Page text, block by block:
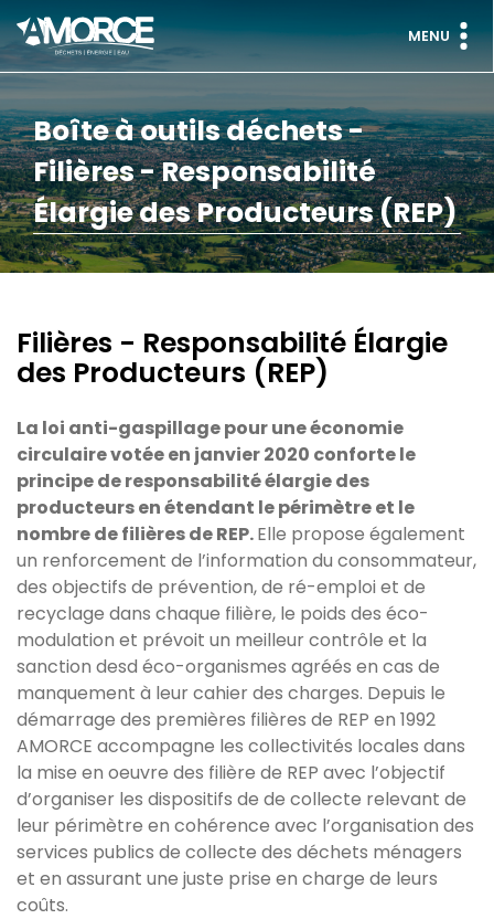
MENU
Boîte à outils déchets -
Filières - Responsabilité
Élargie des Producteurs (REP)
Filières - Responsabilité Élargie
des Producteurs (REP)
La loi anti-gaspillage pour une économie
circulaire votée en janvier 2020 conforte le
principe de responsabilité élargie des
producteurs en étendant le périmètre et le
nombre de filières de REP.Elle propose également
un renforcement de l’information du consommateur,
des objectifs de prévention, de ré-emploi et de
recyclage dans chaque filière, le poids des éco-
modulation et prévoit un meilleur contrôle et la
sanction desd éco-organismes agréés en cas de
manquement à leur cahier des charges. Depuis le
démarrage des premières filières de REP en 1992
AMORCE accompagne les collectivités locales dans
la mise en oeuvre des filière de REP avec l’objectif
d’organiser les dispositifs de de collecte relevant de
leur périmètre en cohérence avec l’organisation des
services publics de collecte des déchets ménagers
et en assurant une juste prise en charge de leurs
coûts.